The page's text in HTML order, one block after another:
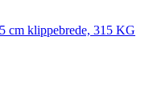
cm klippebrede, 315 KG